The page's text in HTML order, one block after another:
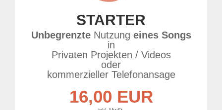
STARTER
UnbegrenzteNutzung eines Songs
in
Privaten Projekten / Videos
oder
kommerzieller Telefonansage
16,00 EUR